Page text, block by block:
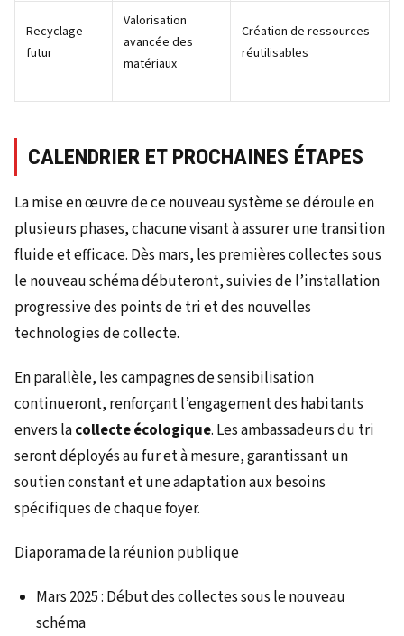
Recyclage
futur
Valorisation
avancée des
matériaux
Création de ressources
réutilisables
CALENDRIER ET PROCHAINES ÉTAPES
La mise en œuvre de ce nouveau système se déroule en
plusieurs phases, chacune visant à assurer une transition
fluide et efficace. Dès mars, les premières collectes sous
le nouveau schéma débuteront, suivies de l’installation
progressive des points de tri et des nouvelles
technologies de collecte.
En parallèle, les campagnes de sensibilisation
continueront, renforçant l’engagement des habitants
envers lacollecte écologique. Les ambassadeurs du tri
seront déployés au fur et à mesure, garantissant un
soutien constant et une adaptation aux besoins
spécifiques de chaque foyer.
Diaporama de la réunion publique
Mars 2025 : Début des collectes sous le nouveau
schéma